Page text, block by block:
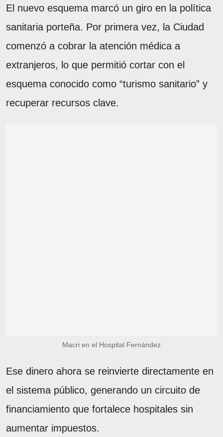
El nuevo esquema marcó un giro en la política
sanitaria porteña. Por primera vez, la Ciudad
comenzó a cobrar la atención médica a
extranjeros, lo que permitió cortar con el
esquema conocido como “turismo sanitario” y
recuperar recursos clave.
Macri en el Hospital Fernández
Ese dinero ahora se reinvierte directamente en
el sistema público, generando un circuito de
financiamiento que fortalece hospitales sin
aumentar impuestos.